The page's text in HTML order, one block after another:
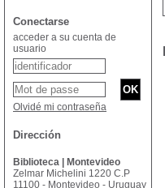
Conectarse
acceder a su cuenta de
usuario
Olvidé mi contraseña
Dirección
Biblioteca | Montevideo
Zelmar Michelini 1220 C.P
11100 - Montevideo - Uruguay